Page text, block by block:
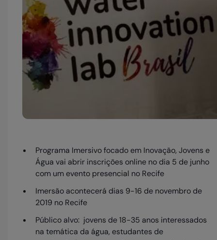
Programa Imersivo focado em Inovação, Jovens e
Água vai abrir inscrições online no dia 5 de junho
com um evento presencial no Recife
Imersão acontecerá dias 9-16 de novembro de
2019 no Recife
Público alvo: jovens de 18-35 anos interessados
na temática da água, estudantes de